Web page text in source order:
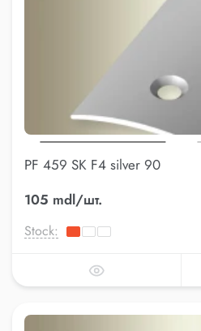
PF 459 SK F4 silver 90
105 mdl/шт.
Stock: